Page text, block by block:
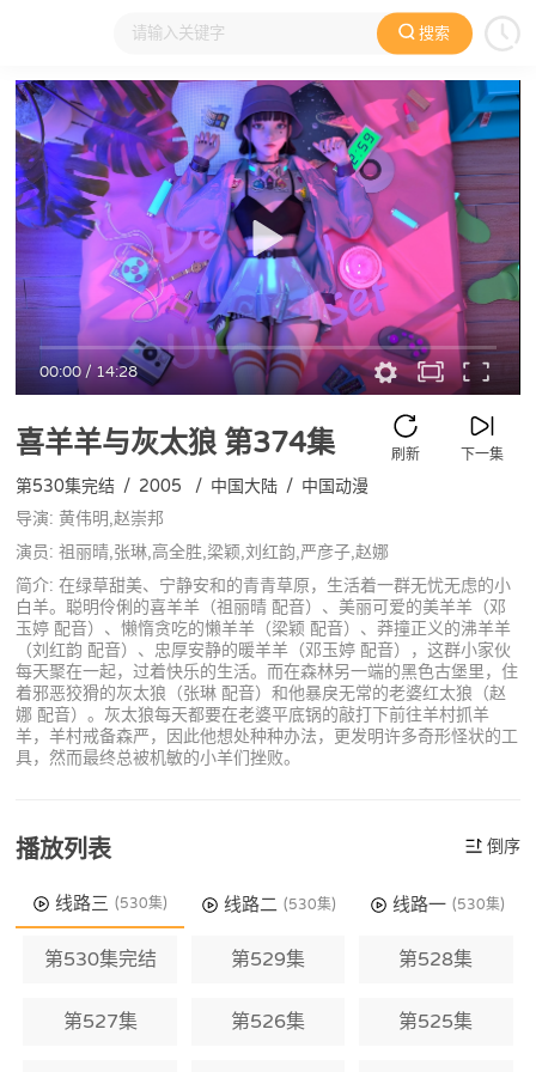
搜索
大家在看 日本动漫 国产动漫 欧美动漫 动漫电影
00:00/14:28
喜羊羊与灰太狼第374集 下一集
刷新
第530集完结 / 2005 / 中国大陆 / 中国动漫
导演: 黄伟明,赵崇邦
演员: 祖丽晴,张琳,高全胜,梁颖,刘红韵,严彦子,赵娜
简介: 在绿草甜美、宁静安和的青青草原，生活着一群无忧无虑的小
白羊。聪明伶俐的喜羊羊（祖丽晴 配音）、美丽可爱的美羊羊（邓
玉婷 配音）、懒惰贪吃的懒羊羊（梁颖 配音）、莽撞正义的沸羊羊
（刘红韵 配音）、忠厚安静的暖羊羊（邓玉婷 配音），这群小家伙
每天聚在一起，过着快乐的生活。而在森林另一端的黑色古堡里，住
着邪恶狡猾的灰太狼（张琳 配音）和他暴戾无常的老婆红太狼（赵
娜 配音）。灰太狼每天都要在老婆平底锅的敲打下前往羊村抓羊
羊，羊村戒备森严，因此他想处种种办法，更发明许多奇形怪状的工
具，然而最终总被机敏的小羊们挫败。
播放列表 倒序
线路三 (530集) 线路二 (530集) 线路一 (530集)
第530集完结 第529集 第528集
第527集 第526集 第525集